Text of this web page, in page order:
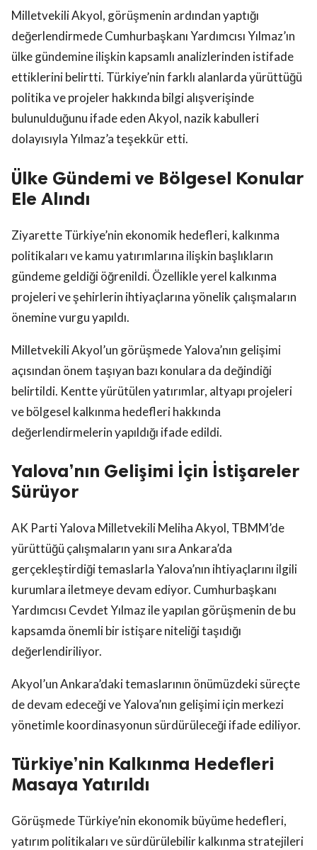
Milletvekili Akyol, görüşmenin ardından yaptığı
değerlendirmede Cumhurbaşkanı Yardımcısı Yılmaz’ın
ülke gündemine ilişkin kapsamlı analizlerinden istifade
ettiklerini belirtti. Türkiye’nin farklı alanlarda yürüttüğü
politika ve projeler hakkında bilgi alışverişinde
bulunulduğunu ifade eden Akyol, nazik kabulleri
dolayısıyla Yılmaz’a teşekkür etti.
Ülke Gündemi ve Bölgesel Konular
Ele Alındı
Ziyarette Türkiye’nin ekonomik hedefleri, kalkınma
politikaları ve kamu yatırımlarına ilişkin başlıkların
gündeme geldiği öğrenildi. Özellikle yerel kalkınma
projeleri ve şehirlerin ihtiyaçlarına yönelik çalışmaların
önemine vurgu yapıldı.
Milletvekili Akyol’un görüşmede Yalova’nın gelişimi
açısından önem taşıyan bazı konulara da değindiği
belirtildi. Kentte yürütülen yatırımlar, altyapı projeleri
ve bölgesel kalkınma hedefleri hakkında
değerlendirmelerin yapıldığı ifade edildi.
Yalova’nın Gelişimi İçin İstişareler
Sürüyor
AK Parti Yalova Milletvekili Meliha Akyol, TBMM’de
yürüttüğü çalışmaların yanı sıra Ankara’da
gerçekleştirdiği temaslarla Yalova’nın ihtiyaçlarını ilgili
kurumlara iletmeye devam ediyor. Cumhurbaşkanı
Yardımcısı Cevdet Yılmaz ile yapılan görüşmenin de bu
kapsamda önemli bir istişare niteliği taşıdığı
değerlendiriliyor.
Akyol’un Ankara’daki temaslarının önümüzdeki süreçte
de devam edeceği ve Yalova’nın gelişimi için merkezi
yönetimle koordinasyonun sürdürüleceği ifade ediliyor.
Türkiye’nin Kalkınma Hedefleri
Masaya Yatırıldı
Görüşmede Türkiye’nin ekonomik büyüme hedefleri,
yatırım politikaları ve sürdürülebilir kalkınma stratejileri